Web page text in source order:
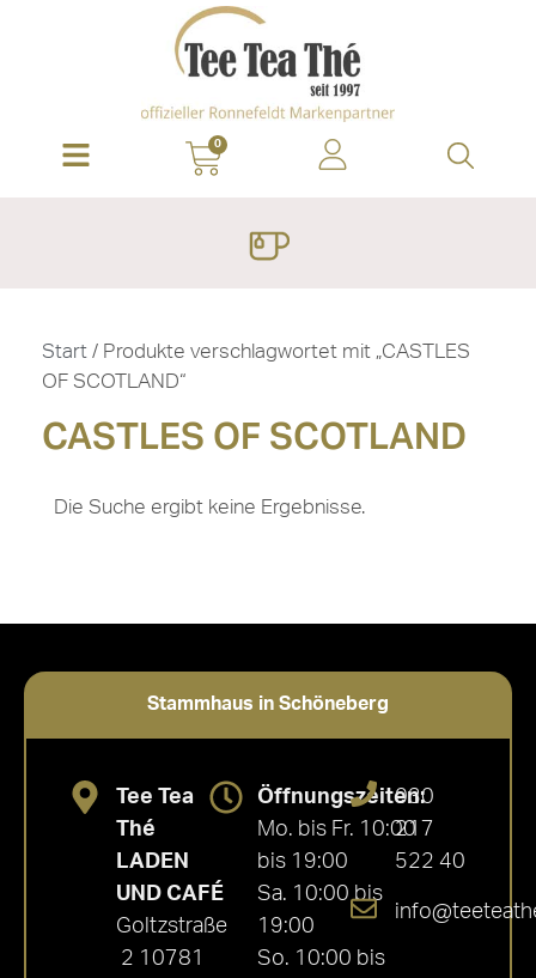
0
Start / Produkte verschlagwortet mit „CASTLES
OF SCOTLAND“
CASTLES OF SCOTLAND
Die Suche ergibt keine Ergebnisse.
Stammhaus in Schöneberg
Tee Tea
Thé
LADEN
UND CAFÉ
Goltzstraße
2 10781
Öffnungszeiten:
Mo. bis Fr. 10:00
bis 19:00
Sa. 10:00 bis
19:00
So. 10:00 bis
030
217
522 40